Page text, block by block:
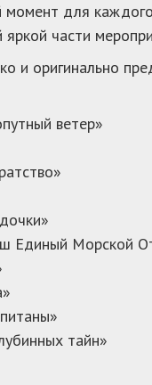
для
части
и оригинально
ветер»
Единый Морской
тайн»